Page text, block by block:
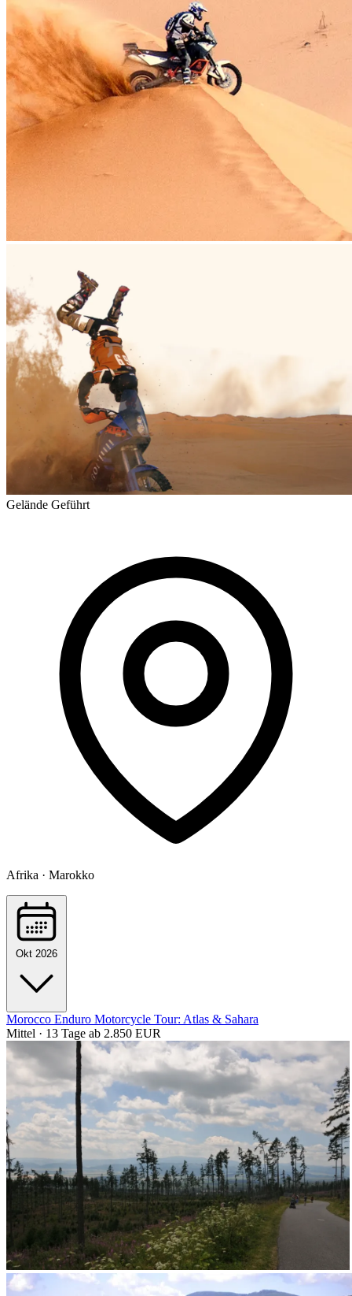
Gelände Geführt
Afrika · Marokko
Okt 2026
Morocco Enduro Motorcycle Tour: Atlas & Sahara
Mittel · 13 Tage ab 2.850 EUR